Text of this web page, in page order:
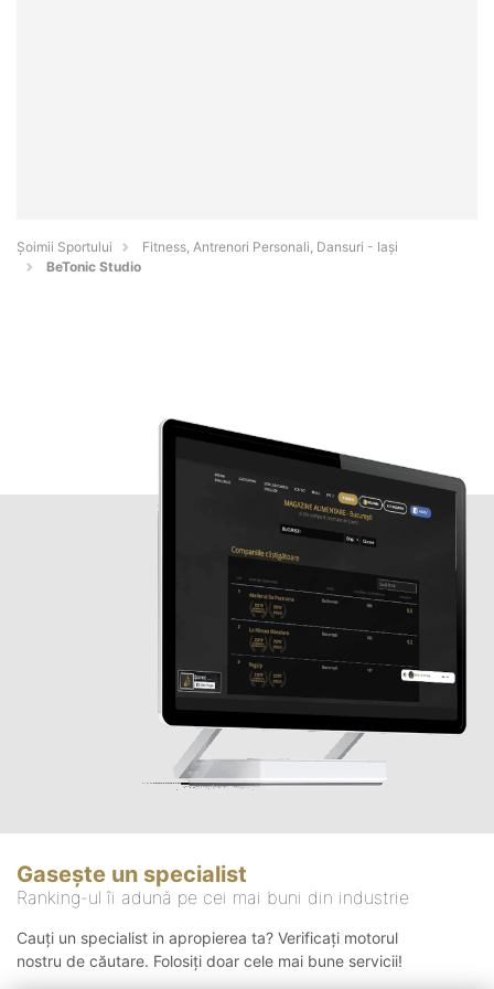
Șoimii Sportului
Fitness, Antrenori Personali, Dansuri - Iaşi
BeTonic Studio
Gasește un specialist
Ranking-ul îi adună pe cei mai buni din industrie
Cauți un specialist in apropierea ta? Verificați motorul
nostru de căutare. Folosiți doar cele mai bune servicii!